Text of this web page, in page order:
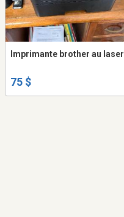
Imprimante brother au laser
75 $